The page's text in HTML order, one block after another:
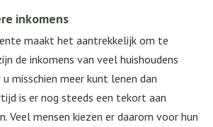
inkomens
maakt het aantrekkelijk om te
de inkomens van veel huishoudens
misschien meer kunt lenen dan
is er nog steeds een tekort aan
Veel mensen kiezen er daarom voor hun